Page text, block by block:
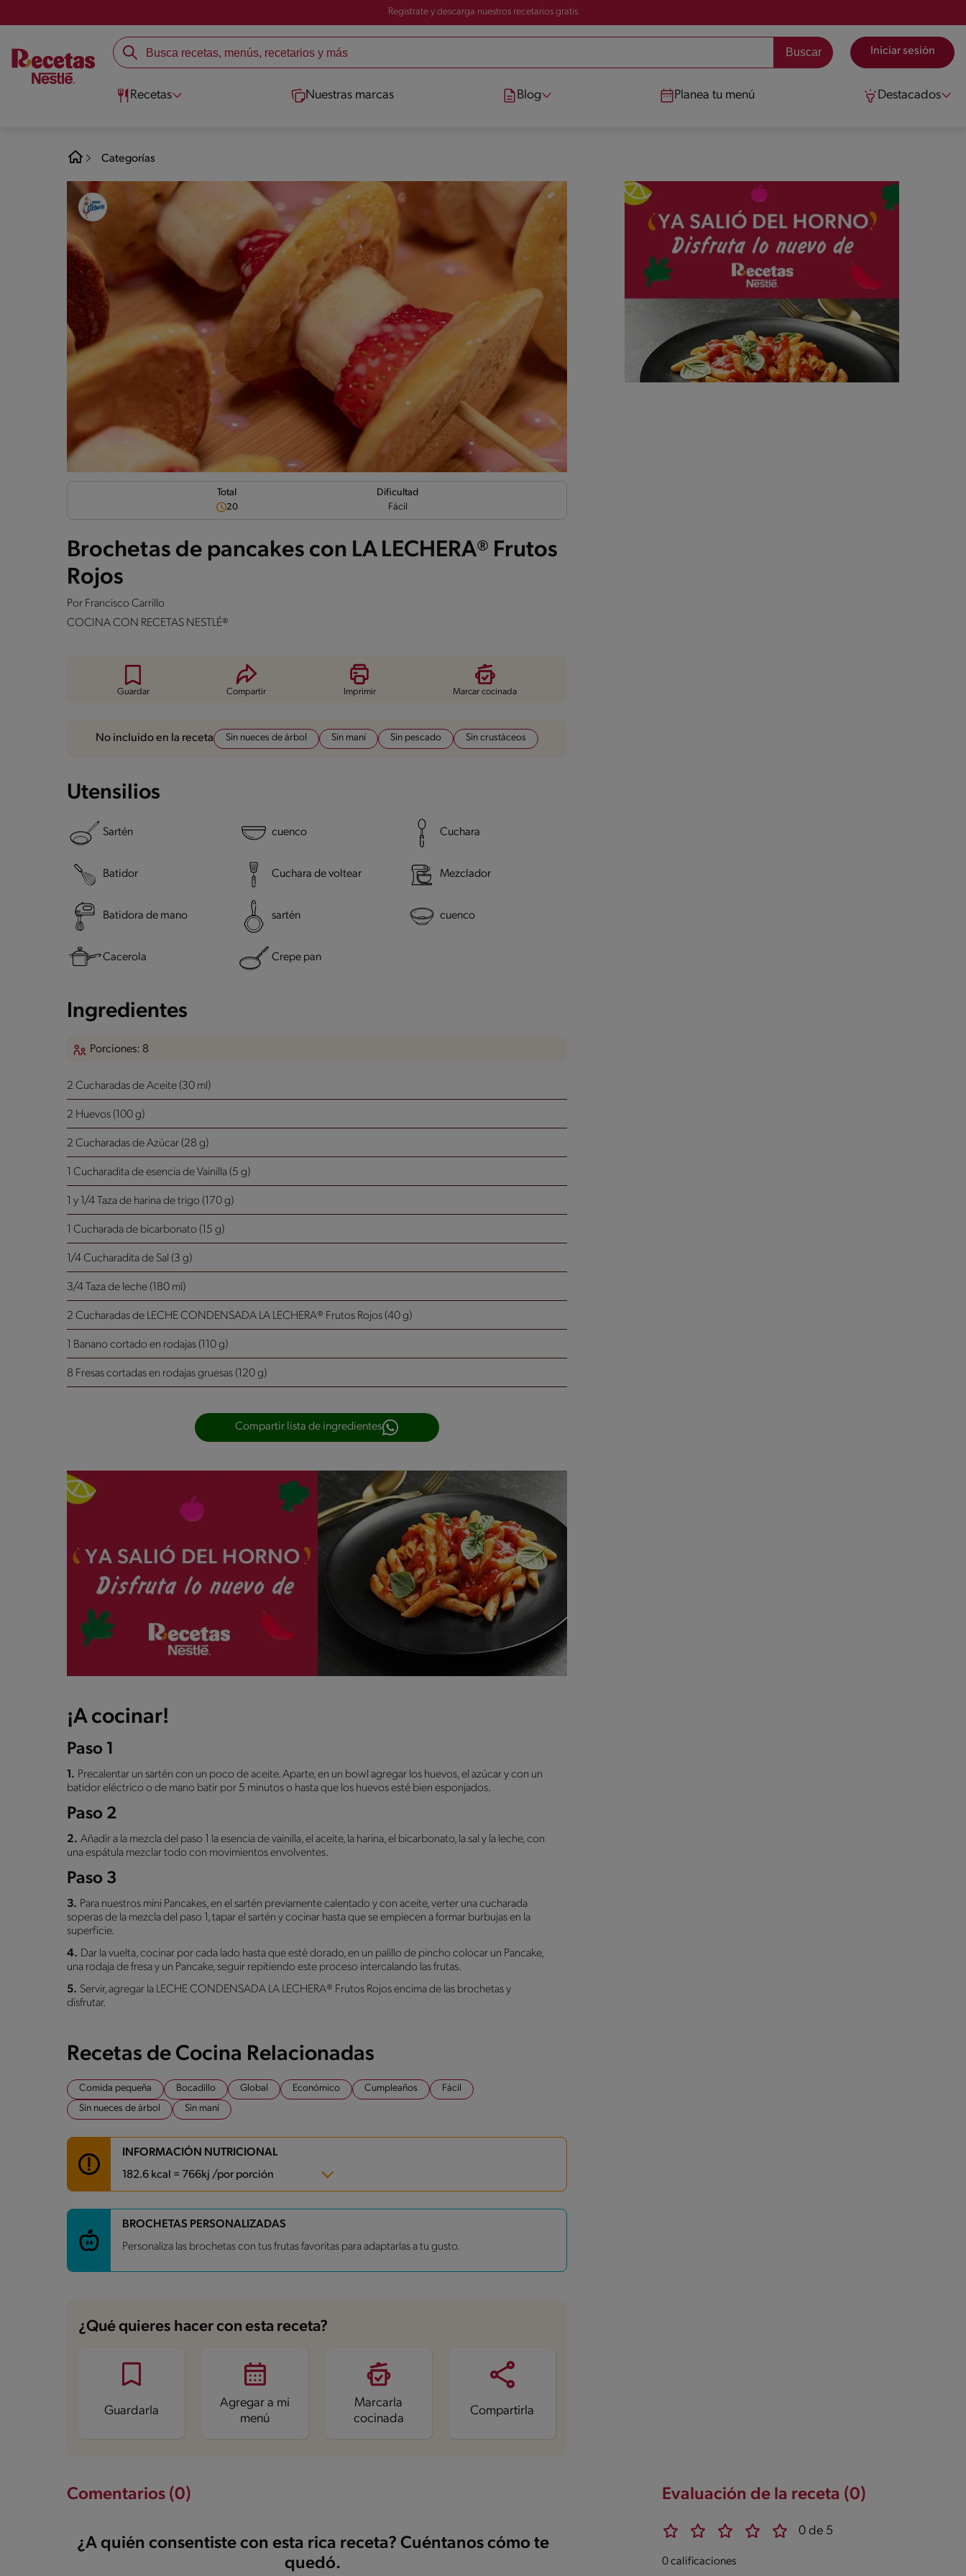
Registrate y descarga nuestros recetarios gratis
Iniciar sesión
Recetas Nuestras marcas Blog Planea tu menú Destacados
Categorías
Total
20
Dificultad
Fácil
Brochetas de pancakes con LA LECHERA® Frutos
Rojos
Por Francisco Carrillo
COCINA CON RECETAS NESTLÉ®
Guardar Compartir Imprimir Marcar cocinada
No incluido en la receta Sin nueces de árbol Sin maní Sin pescado Sin crustáceos
Utensilios
Sartén cuenco Cuchara
Batidor Cuchara de voltear Mezclador
Batidora de mano sartén cuenco
Cacerola Crepe pan
Ingredientes
Porciones: 8
2 Cucharadas de Aceite (30 ml)
2 Huevos (100 g)
2 Cucharadas de Azúcar (28 g)
1 Cucharadita de esencia de Vainilla (5 g)
1 y 1/4 Taza de harina de trigo (170 g)
1 Cucharada de bicarbonato (15 g)
1/4 Cucharadita de Sal (3 g)
3/4 Taza de leche (180 ml)
2 Cucharadas de LECHE CONDENSADA LA LECHERA® Frutos Rojos (40 g)
1 Banano cortado en rodajas (110 g)
8 Fresas cortadas en rodajas gruesas (120 g)
Compartir lista de ingredientes
¡A cocinar!
Paso 1
1. Precalentar un sartén con un poco de aceite. Aparte, en un bowl agregar los huevos, el azúcar y con un
batidor eléctrico o de mano batir por 5 minutos o hasta que los huevos esté bien esponjados.
Paso 2
2. Añadir a la mezcla del paso 1 la esencia de vainilla, el aceite, la harina, el bicarbonato, la sal y la leche, con
una espátula mezclar todo con movimientos envolventes.
Paso 3
3. Para nuestros mini Pancakes, en el sartén previamente calentado y con aceite, verter una cucharada
soperas de la mezcla del paso 1, tapar el sartén y cocinar hasta que se empiecen a formar burbujas en la
superficie.
4. Dar la vuelta, cocinar por cada lado hasta que esté dorado, en un palillo de pincho colocar un Pancake,
una rodaja de fresa y un Pancake, seguir repitiendo este proceso intercalando las frutas.
5. Servir, agregar la LECHE CONDENSADA LA LECHERA® Frutos Rojos encima de las brochetas y
disfrutar.
Recetas de Cocina Relacionadas
Comida pequeña Bocadillo Global Económico Cumpleaños
Fácil
Sin nueces de árbol
Sin maní
INFORMACIÓN NUTRICIONAL
182.6 kcal = 766kj /por porción
Carbohidratos 27 g
Grasas 6.1 g
Azúcares
10.2 g
BROCHETAS PERSONALIZADAS
Personaliza las brochetas con tus frutas favoritas para adaptarlas a tu gusto.
¿Qué quieres hacer con esta receta?
Guardarla
Agregar a mi
menú
Marcarla
cocinada
Compartirla
Evaluación de la receta (0)
0 de 5
0 calificaciones
Comentarios (0)
¿A quién consentiste con esta rica receta? Cuéntanos cómo te
quedó.